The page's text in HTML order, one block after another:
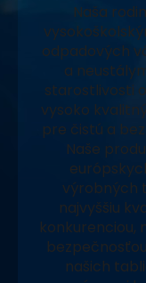
Naša
odpadových
a
starostlivosti
vysoko
pre čistú a
Naše
výrobných
najvyššiu
konkurenciou,
našich